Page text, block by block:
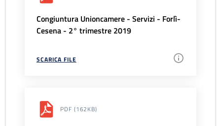
Congiuntura Unioncamere - Servizi - Forlì-
Cesena - 2° trimestre 2019
SCARICA FILE
PDF (162KB)